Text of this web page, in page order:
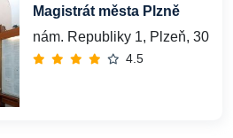
Magistrát města Plzně
nám. Republiky 1, Plzeň, 306
4.5